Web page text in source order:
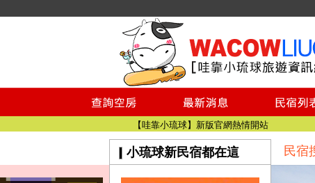
小琉球民宿空房
小琉球民宿
小琉球民宿推薦
【小琉球民宿特約】東港停車場!!看這邊
小琉球民宿 最完整的旅遊資訊都在這
【哇靠小琉球】新版官網熱情開站
【哇靠小琉球粉絲團】即時動態!!
小琉球民宿空房
小琉球新民宿都在這 民宿